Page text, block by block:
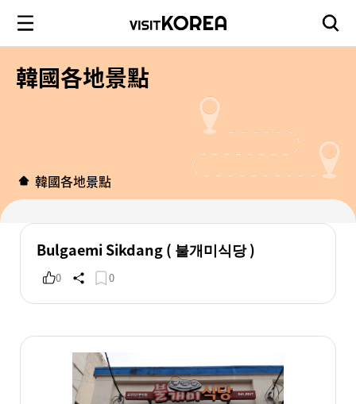
韓國各地景點
韓國各地景點
Bulgaemi Sikdang ( 불개미식당 )
0 0